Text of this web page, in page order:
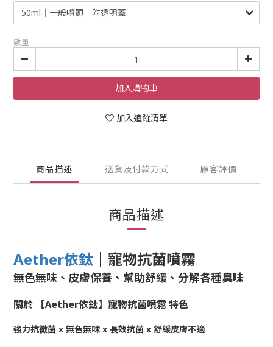
數量
加入購物車
加入追蹤清單
商品描述 送貨及付款方式 顧客評價
商品描述
Aether依鈦 ｜ 寵物抗菌噴霧
無色無味、皮膚保養、幫助舒緩、分解各種臭味
關於 【Aether依鈦】寵物抗菌噴霧 特色
強力抗黴菌 x 無色無味 x 長效抗菌 x 舒緩皮膚不適